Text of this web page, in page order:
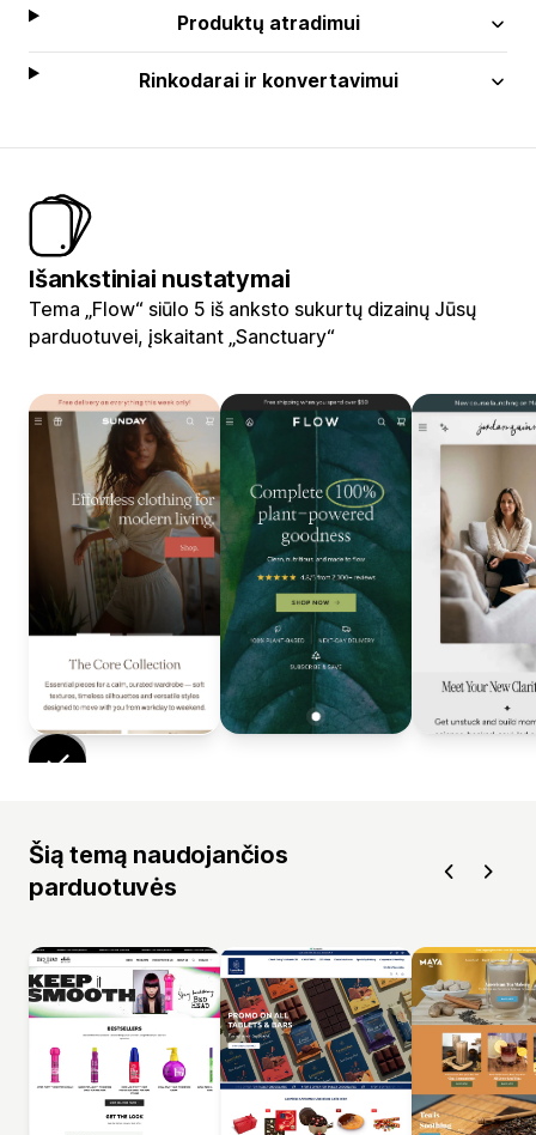
Produktų atradimui
Rinkodarai ir konvertavimui
Išankstiniai nustatymai
Tema „Flow“ siūlo 5 iš anksto sukurtų dizainų Jūsų
parduotuvei, įskaitant „Sanctuary“
Šią temą naudojančios
parduotuvės